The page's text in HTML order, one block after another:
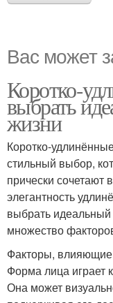
Вас может
Коротко-
выбрать
жизни
Коротко-
стильный выбор,
прически сочетают
элегантность
выбрать
множество
Факторы,
Форма лица играет
Она может